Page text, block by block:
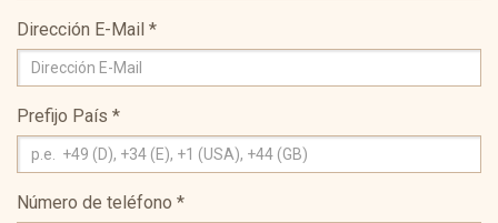
Dirección E-Mail *
Prefijo País *
Número de teléfono *